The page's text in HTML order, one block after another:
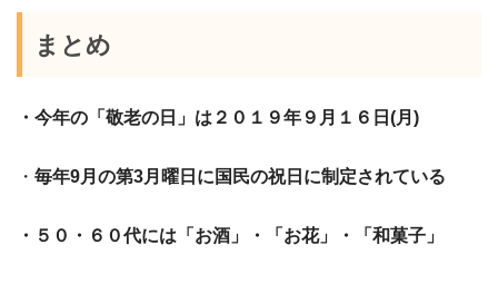
まとめ
・今年の「敬老の日」は２０１９年９月１６日(月)
・ 毎年9月の第3月曜日に国民の祝日に制定されている
・５０・６０代には「お酒」・「お花」・「和菓子」